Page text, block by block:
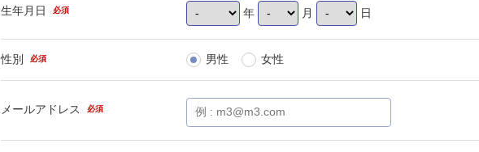
生年月日 必須 年 月 日
性別 必須 男性 女性
メールアドレス 必須